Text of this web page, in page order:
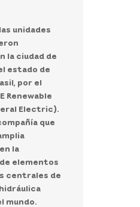
unidades
la ciudad de
estado de
por el
Renewable
Electric).
que
la
elementos
centrales de
mundo.